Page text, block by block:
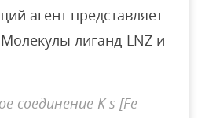
агент представляет
лиганд-LNZ и
соединение K s [Fe